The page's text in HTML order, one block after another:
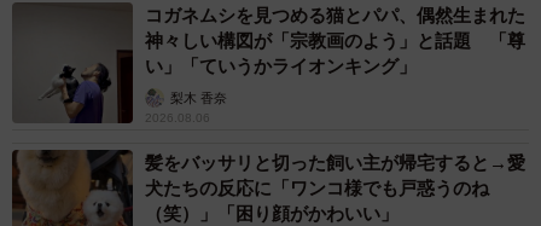
コガネムシを見つめる猫とパパ、偶然生まれた
神々しい構図が「宗教画のよう」と話題 「尊
い」「ていうかライオンキング」
梨木 香奈
2026.08.06
髪をバッサリと切った飼い主が帰宅すると→愛
犬たちの反応に「ワンコ様でも戸惑うのね
（笑）」「困り顔がかわいい」